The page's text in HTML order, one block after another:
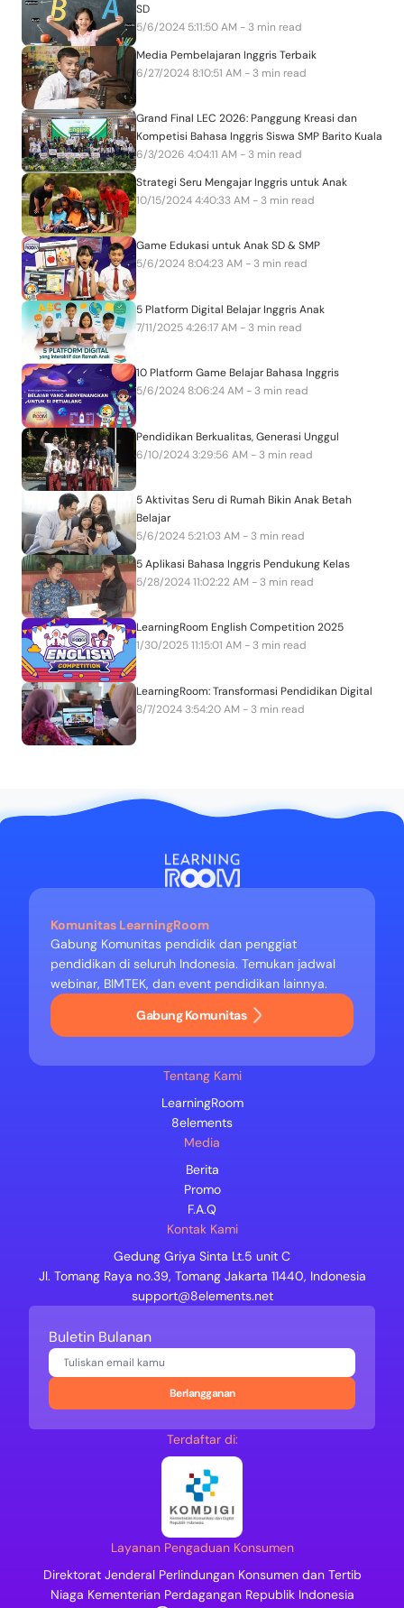
SD
5/6/2024 5:11:50 AM - 3 min read
Media Pembelajaran Inggris Terbaik
6/27/2024 8:10:51 AM - 3 min read
Grand Final LEC 2026: Panggung Kreasi dan
Kompetisi Bahasa Inggris Siswa SMP Barito Kuala
6/3/2026 4:04:11 AM - 3 min read
Strategi Seru Mengajar Inggris untuk Anak
10/15/2024 4:40:33 AM - 3 min read
Game Edukasi untuk Anak SD & SMP
5/6/2024 8:04:23 AM - 3 min read
5 Platform Digital Belajar Inggris Anak
7/11/2025 4:26:17 AM - 3 min read
10 Platform Game Belajar Bahasa Inggris
5/6/2024 8:06:24 AM - 3 min read
Pendidikan Berkualitas, Generasi Unggul
6/10/2024 3:29:56 AM - 3 min read
5 Aktivitas Seru di Rumah Bikin Anak Betah
Belajar
5/6/2024 5:21:03 AM - 3 min read
5 Aplikasi Bahasa Inggris Pendukung Kelas
5/28/2024 11:02:22 AM - 3 min read
LearningRoom English Competition 2025
1/30/2025 11:15:01 AM - 3 min read
LearningRoom: Transformasi Pendidikan Digital
8/7/2024 3:54:20 AM - 3 min read
Komunitas LearningRoom
Gabung Komunitas pendidik dan penggiat
pendidikan di seluruh Indonesia. Temukan jadwal
webinar, BIMTEK, dan event pendidikan lainnya.
Gabung Komunitas
Tentang Kami
LearningRoom
8elements
Media
Berita
Promo
F.A.Q
Kontak Kami
Gedung Griya Sinta Lt.5 unit C
Jl. Tomang Raya no.39, Tomang Jakarta 11440, Indonesia
support@8elements.net
Buletin Bulanan
Berlangganan
Terdaftar di:
Layanan Pengaduan Konsumen
Direktorat Jenderal Perlindungan Konsumen dan Tertib
Niaga Kementerian Perdagangan Republik Indonesia